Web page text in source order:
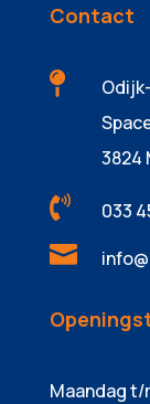
Contact

3824
 033

Maandag t/